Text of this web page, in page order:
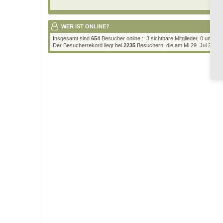
WER IST ONLINE?
Insgesamt sind 654 Besucher online :: 3 sichtbare Mitglieder, 0
Der Besucherrekord liegt bei 2235 Besuchern, die am Mi 29. Jul 2026,